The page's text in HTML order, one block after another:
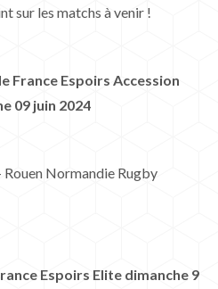
sur les matchs à venir !
France Espoirs Accession
09 juin 2024
Rouen Normandie Rugby
Espoirs Elite dimanche 9